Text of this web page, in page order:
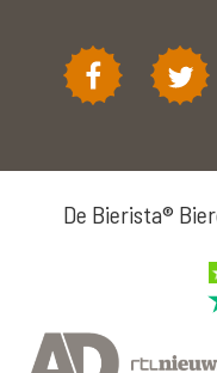
De Bierista®